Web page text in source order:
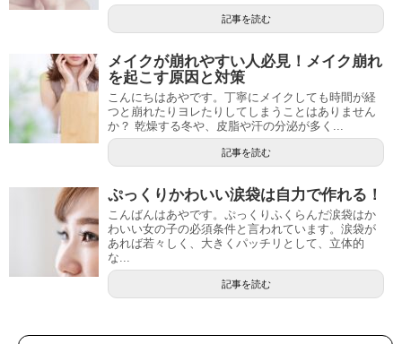
記事を読む
メイクが崩れやすい人必見！メイク崩れ
を起こす原因と対策
こんにちはあやです。丁寧にメイクしても時間が経
つと崩れたりヨレたりしてしまうことはありません
か？ 乾燥する冬や、皮脂や汗の分泌が多く...
記事を読む
ぷっくりかわいい涙袋は自力で作れる！
こんばんはあやです。ぷっくりふくらんだ涙袋はか
わいい女の子の必須条件と言われています。涙袋が
あれば若々しく、大きくパッチリとして、立体的
な...
記事を読む